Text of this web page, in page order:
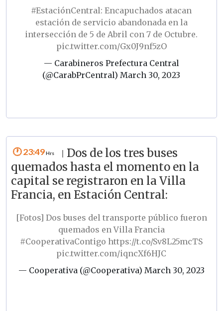
#EstaciónCentral: Encapuchados atacan
estación de servicio abandonada en la
intersección de 5 de Abril con 7 de Octubre.
pic.twitter.com/Gx0J9nf5zO
— Carabineros Prefectura Central
(@CarabPrCentral)March 30, 2023
23:49
Dos de los tres buses
quemados hasta el momento en la
capital se registraron en la Villa
Francia, en Estación Central:
[Fotos] Dos buses del transporte público fueron
quemados en Villa Francia
#CooperativaContigo https://t.co/Sv8L25mcTS
pic.twitter.com/iqncXf6HJC
— Cooperativa (@Cooperativa) March 30, 2023